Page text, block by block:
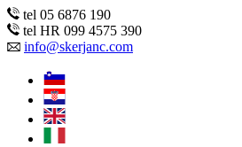
tel 05 6876 190
tel HR 099 4575 390
info@skerjanc.com